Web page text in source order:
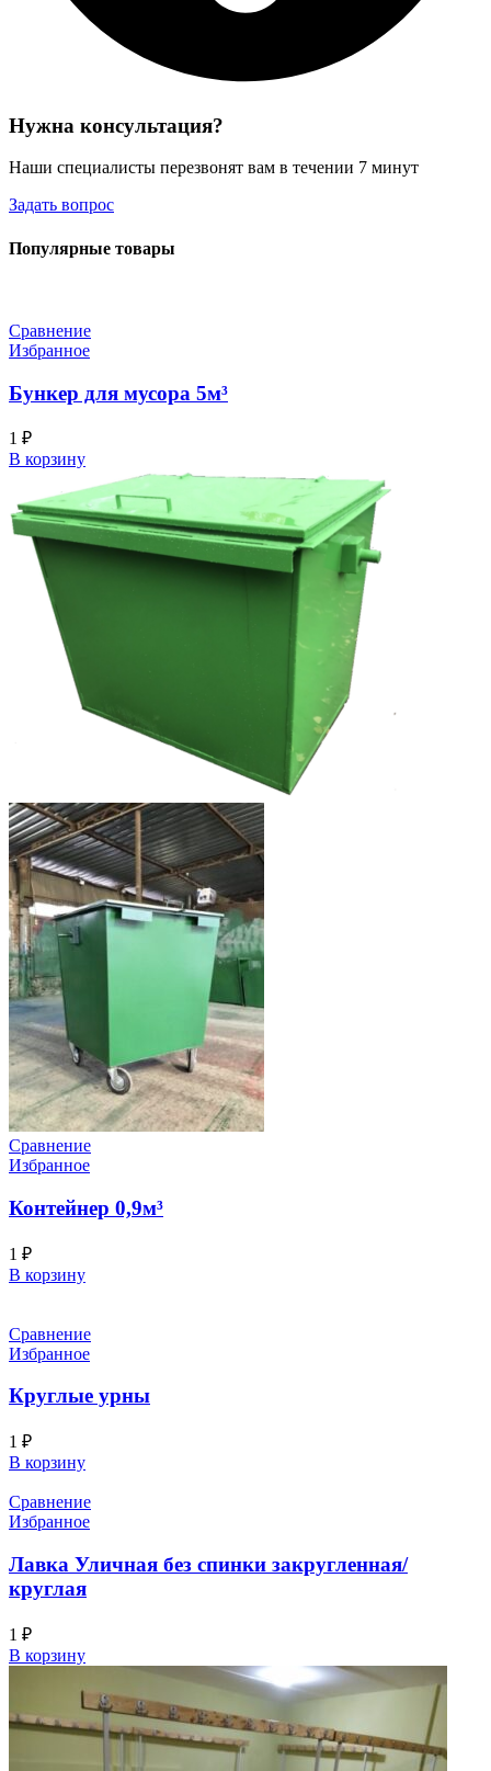
Нужна консультация?
Наши специалисты перезвонят вам в течении 7 минут
Задать вопрос
Популярные товары
Сравнение
Избранное
Бункер для мусора 5м³
1 ₽
В корзину
Сравнение
Избранное
Контейнер 0,9м³
1 ₽
В корзину
Сравнение
Избранное
Круглые урны
1 ₽
В корзину
Сравнение
Избранное
Лавка Уличная без спинки закругленная/
круглая
1 ₽
В корзину